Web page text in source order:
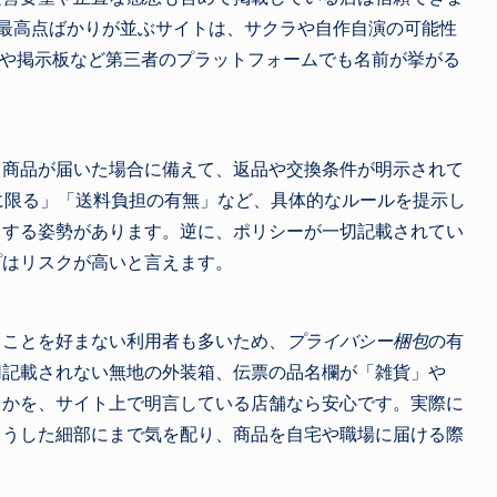
点ばかりが並ぶサイトは、サクラや自作自演の可能性
掲示板など第三者のプラットフォームでも名前が挙がる
品が届いた場合に備えて、返品や交換条件が明示されて
る」「送料負担の有無」など、具体的なルールを提示し
る姿勢があります。逆に、ポリシーが一切記載されてい
リスクが高いと言えます。
とを好まない利用者も多いため、 プライバシー梱包の有
載されない無地の外装箱、伝票の品名欄が「雑貨」や
を、サイト上で明言している店舗なら安心です。実際に
した細部にまで気を配り、商品を自宅や職場に届ける際